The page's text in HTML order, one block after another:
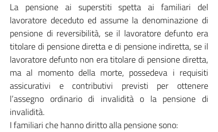
La pensione ai superstiti spetta ai familiari del
lavoratore deceduto ed assume la denominazione di
pensione di reversibilità, se il lavoratore defunto era
titolare di pensione diretta e di pensione indiretta, se il
lavoratore defunto non era titolare di pensione diretta,
ma al momento della morte, possedeva i requisiti
assicurativi e contributivi previsti per ottenere
l’assegno ordinario di invalidità o la pensione di
invalidità.
I familiari che hanno diritto alla pensione sono: